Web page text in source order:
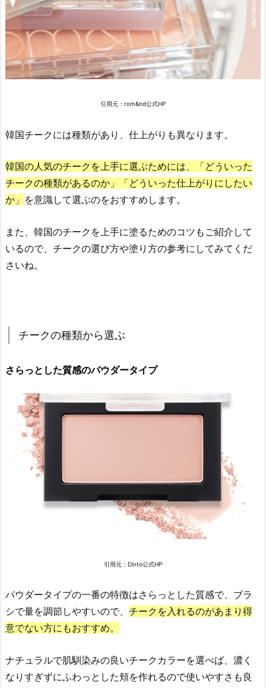
ク
種
類
か
2.
仕
上
が
り
選
ぶ
ー
の
い
方
3.
1.
可
愛
さ
を
演
し
た
引用元：rom&nd公式HP
韓国チークには種類があり、仕上がりも異なります。
韓国の人気のチークを上手に選ぶためには、「どういった
チークの種類があるのか」「どういった仕上がりにしたい
か」 を意識して選ぶのをおすすめします。
また、韓国のチークを上手に塗るためのコツもご紹介して
いるので、チークの選び方や塗り方の参考にしてみてくだ
さいね。
チークの種類から選ぶ
さらっとした質感のパウダータイプ
引用元：Dinto公式HP
パウダータイプの一番の特徴はさらっとした質感で、ブラ
シで量を調節しやすいので、 チークを入れるのがあまり得
意でない方にもおすすめ。
ナチュラルで肌馴染みの良いチークカラーを選べば、濃く
なりすぎずにふわっとした頬を作れるので使いやすさも良